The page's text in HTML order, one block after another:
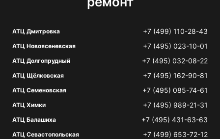
АТЦ Дмитровка +7 (499) 110-28-43
АТЦ Новоясеневская +7 (495) 023-10-01
АТЦ Долгопрудный +7 (495) 032-08-22
АТЦ Щёлковская +7 (495) 162-90-81
АТЦ Семеновская +7 (495) 085-74-61
АТЦ Химки +7 (495) 989-21-31
АТЦ Балашиха +7 (495) 431-63-63
АТЦ Севастопольская +7 (499) 653-72-12